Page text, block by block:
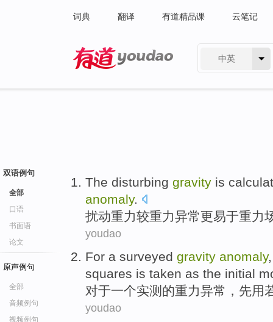
词典 翻译 有道精品课 云笔记
中英
双语例句
全部
口语
书面语
论文
原声例句
全部
音频例句
视频例句
The disturbing gravity is
anomaly.
扰动重力较重力异常更易于重力
youdao
For a surveyed gravity anomaly
squares is taken as the initial
对于一个实测 的重力异常 ，先用
youdao